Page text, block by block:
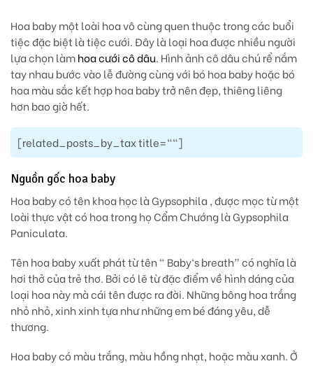
Hoa baby một loài hoa vô cùng quen thuộc trong các buổi
tiệc đặc biệt là tiệc cưới. Đây là loại hoa được nhiều người
lựa chọn làmhoa cưới cô dâu. Hình ảnh cô dâu chú rể nắm
tay nhau bước vào lễ đường cùng với bó hoa baby hoặc bó
hoa màu sắc kết hợp hoa baby trở nên đẹp, thiêng liêng
hơn bao giờ hết.
[related_posts_by_tax title=""]
Nguồn gốc hoa baby
Hoa baby có tên khoa học là Gypsophila , được mọc từ một
loài thực vật có hoa trong họ Cẩm Chướng là Gypsophila
Paniculata.
Tên hoa baby xuất phát từ tên “ Baby‘s breath” có nghĩa là
hơi thở của trẻ thơ. Bởi có lẽ từ đặc điểm về hình dáng của
loại hoa này mà cái tên được ra đời. Những bông hoa trắng
nhỏ nhỏ, xinh xinh tựa như những em bé đáng yêu, dễ
thương.
Hoa baby có màu trắng, màu hồng nhạt, hoặc màu xanh. Ở